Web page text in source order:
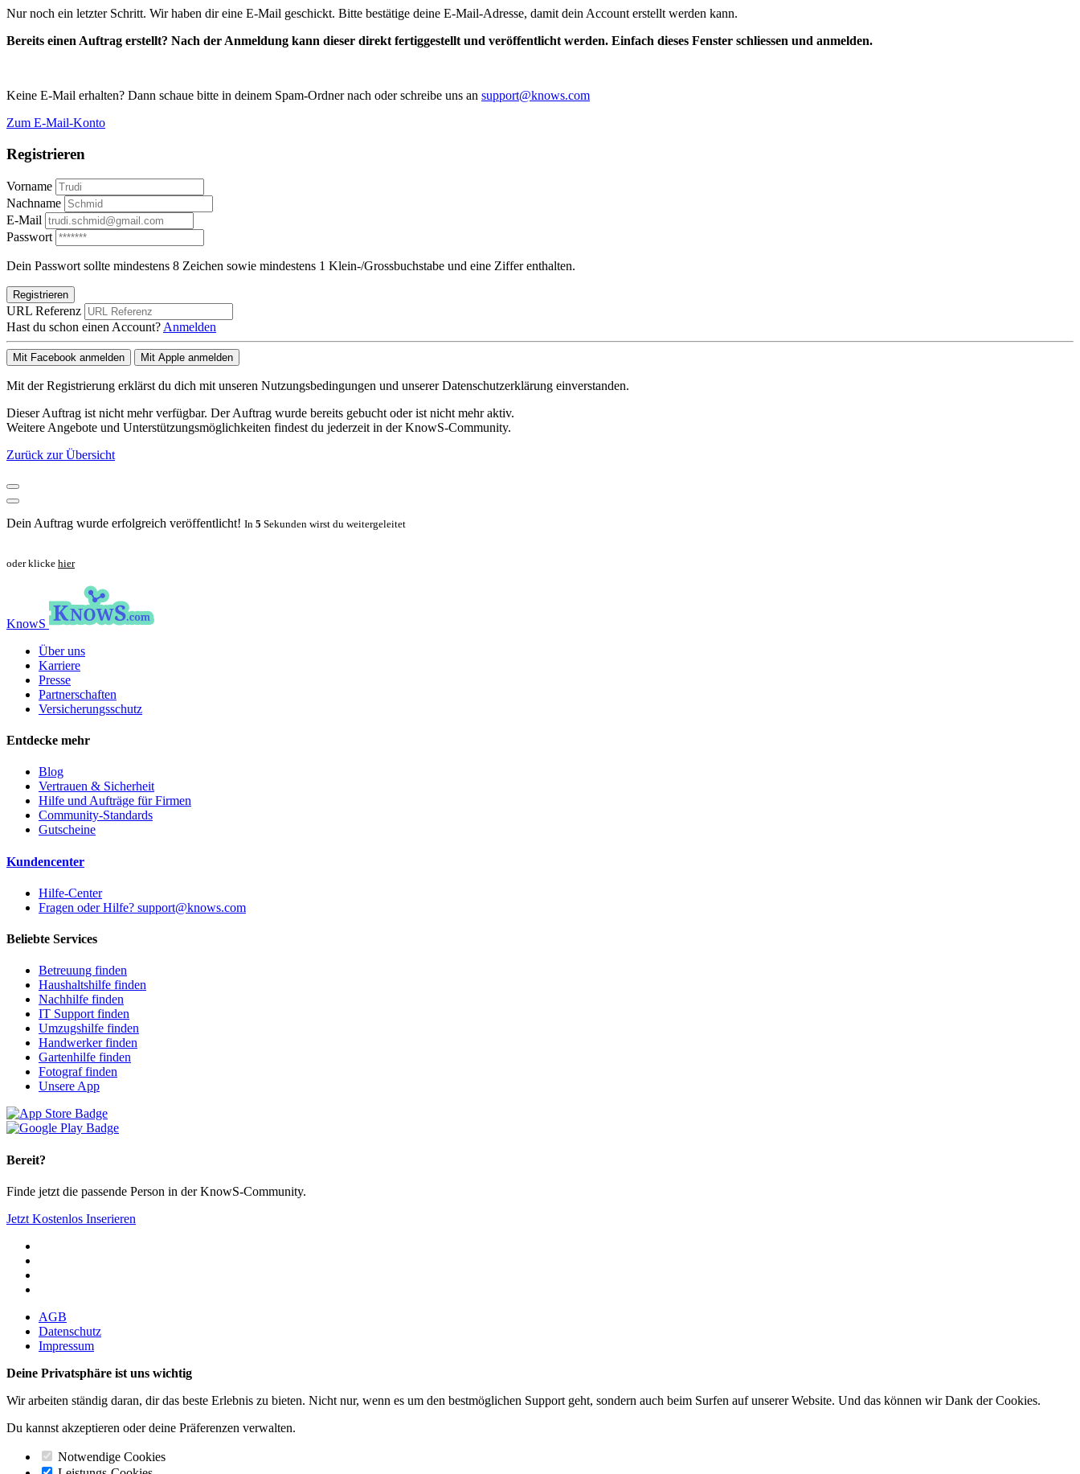
Nur noch ein letzter Schritt. Wir haben dir eine E-Mail geschickt. Bitte bestätige deine E-Mail-Adresse, damit dein Account erstellt werden kann.
Bereits einen Auftrag erstellt? Nach der Anmeldung kann dieser direkt fertiggestellt und veröffentlicht werden. Einfach dieses Fenster schliessen und anmelden.
Keine E-Mail erhalten? Dann schaue bitte in deinem Spam-Ordner nach oder schreibe uns an support@knows.com
Zum E-Mail-Konto
Registrieren
Vorname
Nachname
E-Mail
Passwort
Dein Passwort sollte mindestens 8 Zeichen sowie mindestens 1 Klein-/Grossbuchstabe und eine Ziffer enthalten.
Registrieren
URL Referenz
Hast du schon einen Account? Anmelden
Mit Facebook anmelden Mit Apple anmelden
Mit der Registrierung erklärst du dich mit unseren Nutzungsbedingungen und unserer Datenschutzerklärung einverstanden.
Dieser Auftrag ist nicht mehr verfügbar. Der Auftrag wurde bereits gebucht oder ist nicht mehr aktiv.
Weitere Angebote und Unterstützungsmöglichkeiten findest du jederzeit in der KnowS-Community.
Zurück zur Übersicht
Dein Auftrag wurde erfolgreich veröffentlicht! In 5 Sekunden wirst du weitergeleitet
oder klicke hier
KnowS
Über uns
Karriere
Presse
Partnerschaften
Versicherungsschutz
Entdecke mehr
Blog
Vertrauen & Sicherheit
Hilfe und Aufträge für Firmen
Community-Standards
Gutscheine
Kundencenter
Hilfe-Center
Fragen oder Hilfe? support@knows.com
Beliebte Services
Betreuung finden
Haushaltshilfe finden
Nachhilfe finden
IT Support finden
Umzugshilfe finden
Handwerker finden
Gartenhilfe finden
Fotograf finden
Unsere App
Bereit?
Finde jetzt die passende Person in der KnowS-Community.
Jetzt Kostenlos Inserieren
AGB
Datenschutz
Impressum
Deine Privatsphäre ist uns wichtig
Wir arbeiten ständig daran, dir das beste Erlebnis zu bieten. Nicht nur, wenn es um den bestmöglichen Support geht, sondern auch beim Surfen auf unserer Website. Und das können wir Dank der Cookies.
Du kannst akzeptieren oder deine Präferenzen verwalten.
Notwendige Cookies